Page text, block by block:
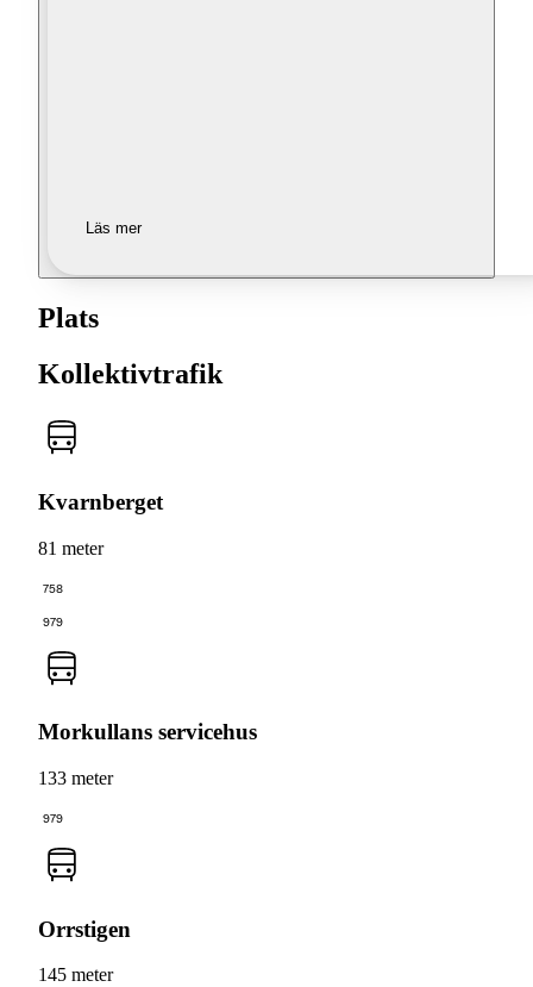
Läs mer
Plats
Kollektivtrafik
Kvarnberget
81 meter
758
979
Morkullans servicehus
133 meter
979
Orrstigen
145 meter